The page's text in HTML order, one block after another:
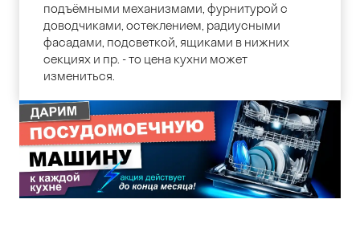
подъёмными механизмами, фурнитурой с
доводчиками, остеклением, радиусными
фасадами, подсветкой, ящиками в нижних
секциях и пр. - то цена кухни может
измениться.